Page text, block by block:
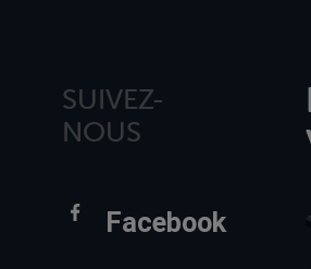
SUIVEZ-
NOUS
Facebook